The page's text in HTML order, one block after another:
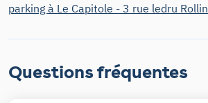
parking à Le Capitole - 3 rue ledru
Questions fréquentes